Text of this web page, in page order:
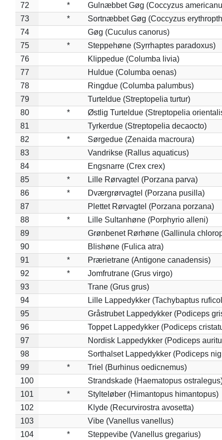
72
*
Gulnæbbet Gøg (Coccyzus
73
*
Sortnæbbet Gøg (Coccyzus
74
Gøg (Cuculus canorus)
75
*
Steppehøne (Syrrhaptes paradoxus)
76
Klippedue (Columba livia)
77
Huldue (Columba oenas)
78
Ringdue (Columba palumbus)
79
Turteldue (Streptopelia turtur)
80
*
Østlig Turteldue (Streptopelia
81
Tyrkerdue (Streptopelia decaocto)
82
*
Sørgedue (Zenaida macroura)
83
Vandrikse (Rallus aquaticus)
84
Engsnarre (Crex crex)
85
*
Lille Rørvagtel (Porzana parva)
86
*
Dværgrørvagtel (Porzana pusilla)
87
Plettet Rørvagtel (Porzana porzana)
88
*
Lille Sultanhøne (Porphyrio alleni)
89
Grønbenet Rørhøne (Gallinula
90
Blishøne (Fulica atra)
91
*
Prærietrane (Antigone canadensis)
92
*
Jomfrutrane (Grus virgo)
93
Trane (Grus grus)
94
Lille Lappedykker (Tachybaptus
95
Gråstrubet Lappedykker (Podiceps
96
Toppet Lappedykker (Podiceps
97
Nordisk Lappedykker (Podiceps
98
Sorthalset Lappedykker (Podiceps
99
*
Triel (Burhinus oedicnemus)
100
Strandskade (Haematopus
101
*
Stylteløber (Himantopus himantopus)
102
Klyde (Recurvirostra avosetta)
103
Vibe (Vanellus vanellus)
104
* Steppevibe (Vanellus gregarius)